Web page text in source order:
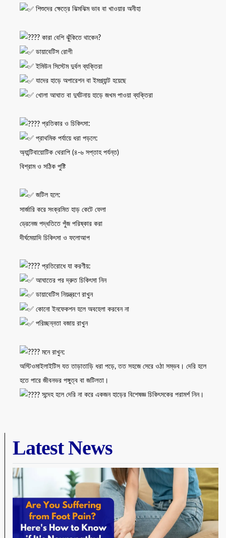
শিশুদের ক্ষেত্রে ঝিমঝিম ভাব বা খাওয়ার অনীহা
কারা বেশি ঝুঁকিতে থাকেন?
ডায়াবেটিস রোগী
ইমিউন সিস্টেম দুর্বল ব্যক্তিরা
যাদের হাড়ে অপারেশন বা ইমপ্ল্যান্ট হয়েছে
খোলা আঘাত বা দুর্ঘটনায় হাড়ে জখম পাওয়া ব্যক্তিরা
প্রতিকার ও চিকিৎসা:
প্রাথমিক পর্যায়ে ধরা পড়লে:
অ্যান্টিবায়োটিক থেরাপি (৪-৬ সপ্তাহ পর্যন্ত)
বিশ্রাম ও সঠিক পুষ্টি
জটিল হলে:
সার্জারি করে সংক্রমিত হাড় কেটে ফেলা
ড্রেনেজ পদ্ধতিতে পুঁজ পরিষ্কার করা
দীর্ঘমেয়াদি চিকিৎসা ও ফলোআপ
প্রতিরোধে যা করণীয়:
আঘাতের পর দ্রুত চিকিৎসা নিন
ডায়াবেটিস নিয়ন্ত্রণে রাখুন
কোনো ইনফেকশন হলে অবহেলা করবেন না
পরিচ্ছন্নতা বজায় রাখুন
মনে রাখুন:
অস্টিওমাইলাইটিস যত তাড়াতাড়ি ধরা পড়ে, তত সহজে সেরে ওঠা সম্ভব। দেরি হলে
হতে পারে জীবনভর পঙ্গুত্ব বা জটিলতা।
সন্দেহ হলে দেরি না করে একজন হাড়ের বিশেষজ্ঞ চিকিৎসকের পরামর্শ নিন।
Latest News